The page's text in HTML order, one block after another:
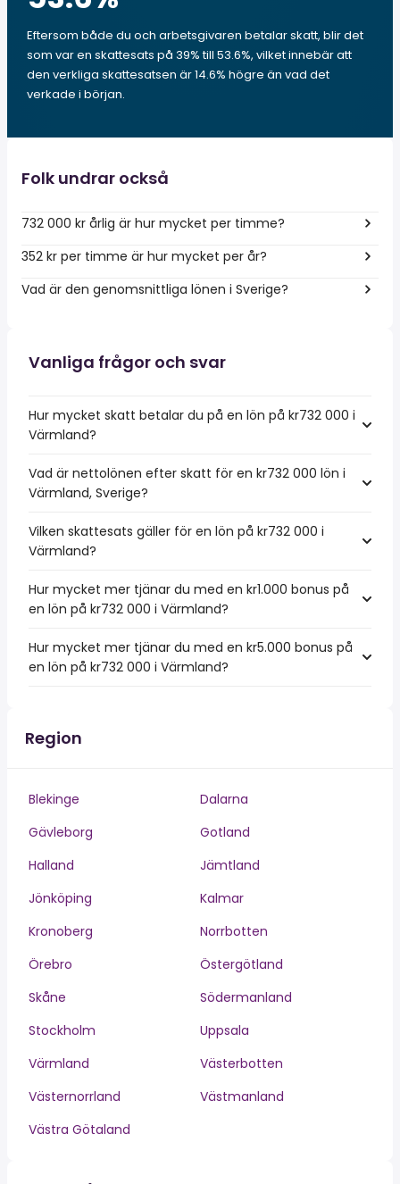
Eftersom både du och arbetsgivaren betalar skatt, blir det
som var en skattesats på 39% till 53.6%, vilket innebär att
den verkliga skattesatsen är 14.6% högre än vad det
verkade i början.
Folk undrar också
732 000 kr årlig är hur mycket per timme?
352 kr per timme är hur mycket per år?
Vad är den genomsnittliga lönen i Sverige?
Vanliga frågor och svar
Hur mycket skatt betalar du på en lön på kr732 000 i
Värmland?
Vad är nettolönen efter skatt för en kr732 000 lön i
Värmland, Sverige?
Vilken skattesats gäller för en lön på kr732 000 i
Värmland?
Hur mycket mer tjänar du med en kr1.000 bonus på
en lön på kr732 000 i Värmland?
Hur mycket mer tjänar du med en kr5.000 bonus på
en lön på kr732 000 i Värmland?
Region
Blekinge
Dalarna
Gävleborg
Gotland
Halland
Jämtland
Jönköping
Kalmar
Kronoberg
Norrbotten
Örebro
Östergötland
Skåne
Södermanland
Stockholm
Uppsala
Värmland
Västerbotten
Västernorrland
Västmanland
Västra Götaland